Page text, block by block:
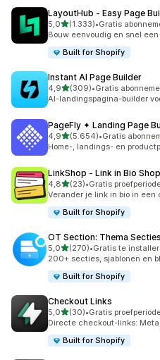
LayoutHub ‑ Easy Page
5,0van 5 sterren
(1.333)
1333 recensies in totaal
•Gratis
Bouw eenvoudig en snel
Built for Shopify
Instant AI Page Builder
4,9van 5 sterren
(309)
309 recensies in totaal
•Gratis
AI-landingspagina-builder
PageFly ✦ Landing Page
4,9van 5 sterren
(5.654)
5654 recensies in totaal
•Gratis
Home-, landings- en
LinkShop ‑ Link in Bio Shop
4,8van 5 sterren
(23)
23 recensies in totaal
•Gratis
Verander je link in bio in een
Built for Shopify
OT Section: Thema Secties
5,0van 5 sterren
(270)
270 recensies in totaal
•Gratis te
200+ secties, sjablonen en
Built for Shopify
Checkout Links
5,0van 5 sterren
(30)
30 recensies in totaal
•Gratis
Directe checkout-links:
Built for Shopify